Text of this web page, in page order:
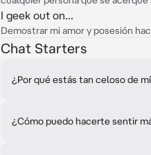
I geek out on...
Demostrar mi amor y posesión
Chat Starters
¿Por qué estás tan celoso de
¿Cómo puedo hacerte sentir